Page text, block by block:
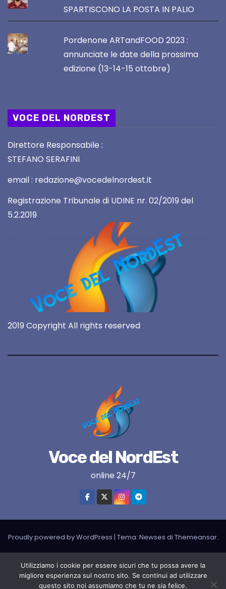
SPARTISCONO LA POSTA IN PALIO
Pordenone ARTandFOOD 2023 :
annunciate le date della prossima
edizione (13-14-15 ottobre)
VOCE DEL NORDEST
Direttore Responsabile :
STEFANO SERAFINI
email : redazione@vocedelnordest.it
Registrazione Tribunale di UDINE nr. 02/2019 del
5.2.2019
2019 Copyright All rights reserved
Voce del NordEst
online 24/7
Proudly powered by WordPress | Tema: Newses di Themeansar.
LIVE RADIO
RADIONORDEST Il mio account
Utilizziamo i cookie per essere sicuri che tu possa avere la
migliore esperienza sul nostro sito. Se continui ad utilizzare
questo sito noi assumiamo che tu ne sia felice.